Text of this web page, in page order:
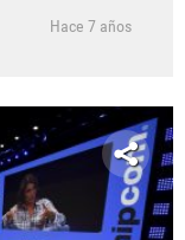
Hace 7 años